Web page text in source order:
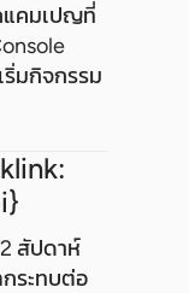
แคมเปญที่
ริ่มกิจกรรม
สัปดาห์
กระทบต่อ